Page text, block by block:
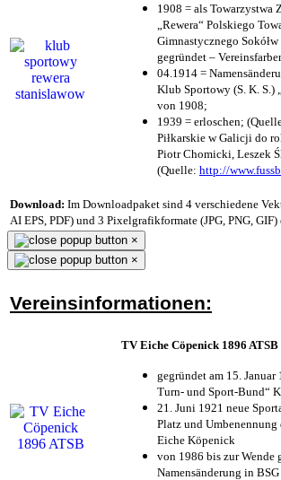
1908 = als Towarzystwa
„Rewera“ Polskiego
Gimnastycznego Sokółw
gegründet –
04.1914 =
Klub Sportowy (S. K. S.)
von 1908;
1939 = erloschen;
Piłkarskie w Galicji do
Piotr Chomicki, Leszek
(Quelle: http://
Download: Im Downloadpaket sind 4 verschiedene
AI EPS, PDF) und 3 Pixelgrafikformate (JPG, PNG, GIF)
×
×
Vereinsinformationen:
TV Eiche Cöpenick 1896
gegründet am 15.
Turn- und Sport-Bund“
21. Juni 1921 neue
Platz und Umbenennung
Eiche Köpenick
von 1986 bis zur Wende
Namensänderung in